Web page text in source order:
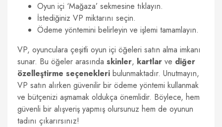
Oyun içi ‘Mağaza’ sekmesine tıklayın.
İstediğiniz VP miktarını seçin.
Ödeme yöntemini belirleyin ve işlemi tamamlayın.
VP, oyunculara çeşitli oyun içi öğeleri satın alma imkanı
sunar. Bu öğeler arasında skinler, kartlar ve diğer
özelleştirme seçenekleri bulunmaktadır. Unutmayın,
VP satın alırken güvenilir bir ödeme yöntemi kullanmak
ve bütçenizi aşmamak oldukça önemlidir. Böylece, hem
güvenli bir alışveriş yapmış olursunuz hem de oyunun
tadını çıkarırsınız!